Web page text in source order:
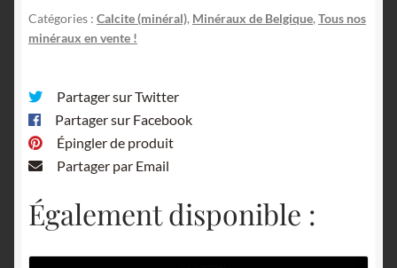
Belgique.
Catégories : Calcite (minéral), Minéraux de Belgique, Tous nos
minéraux en vente !
Partager sur Twitter
Partager sur Facebook
Épingler de produit
Partager par Email
Également disponible :